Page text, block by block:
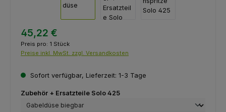
45,22 €
Preis pro: 1 Stück
Preise inkl. MwSt. zzgl. Versandkosten
Sofort verfügbar, Lieferzeit: 1-3 Tage
Zubehör + Ersatzteile Solo 425auswählen